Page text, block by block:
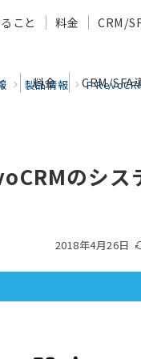
料金 CRM/SFA
こと 料金 CRM/
製品情報 F-
のシス
2018年4月26日